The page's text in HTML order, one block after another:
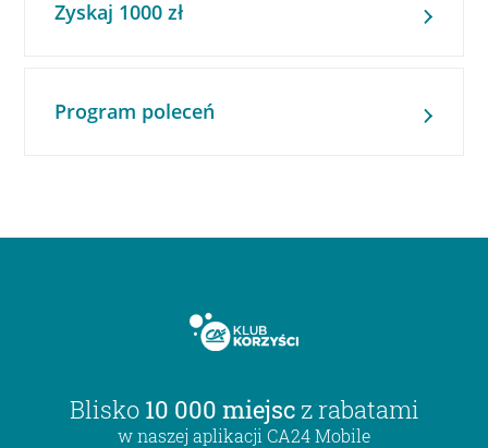
Zyskaj 1000 zł
Program poleceń
Blisko 10 000 miejsc z rabatami
w naszej aplikacji CA24 Mobile